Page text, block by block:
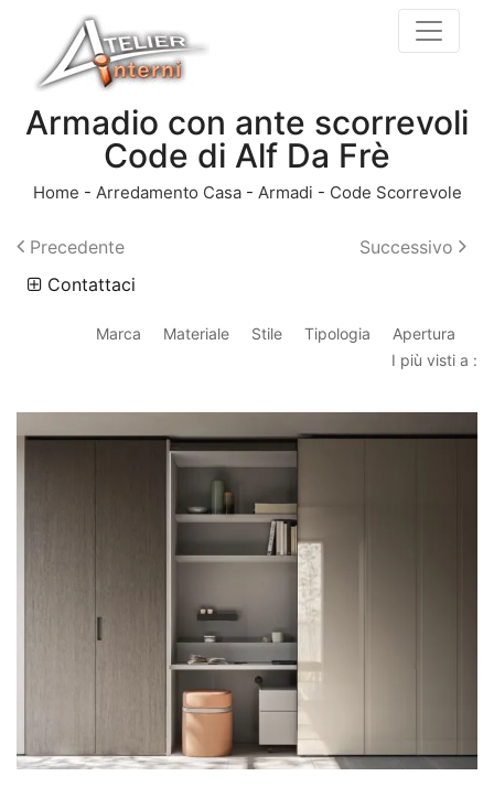
Armadio con ante scorrevoli
Code di Alf Da Frè
Home - Arredamento Casa- Armadi - Code Scorrevole
Precedente
Successivo
Contattaci
Marca Materiale Stile Tipologia
Apertura
I più visti a :